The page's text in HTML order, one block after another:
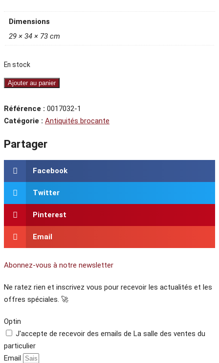
Dimensions
29 × 34 × 73 cm
En stock
quantité
Chevalet
Ajouter au panier
Référence : 0017032-1
Catégorie : Antiquités brocante
Partager
Facebook
Twitter
Pinterest
Email
Abonnez-vous à notre newsletter
Ne ratez rien et inscrivez vous pour recevoir les actualités et les
offres spéciales. 🚀​
Optin
J'accepte de recevoir des emails de La salle des ventes du
particulier
Email